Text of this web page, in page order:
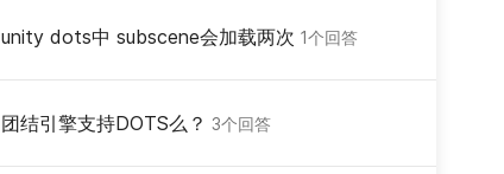
unity dots中 subscene会加载两次 1个回答
团结引擎支持DOTS么？ 3个回答